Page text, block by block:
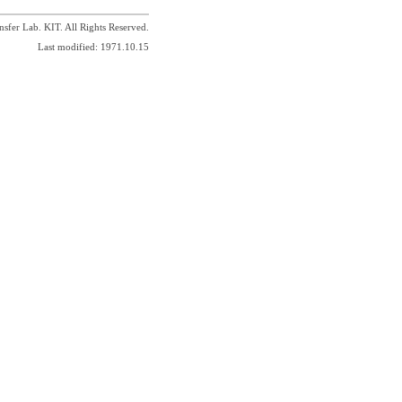
Lab. KIT. All Rights Reserved.
Last modified: 1971.10.15